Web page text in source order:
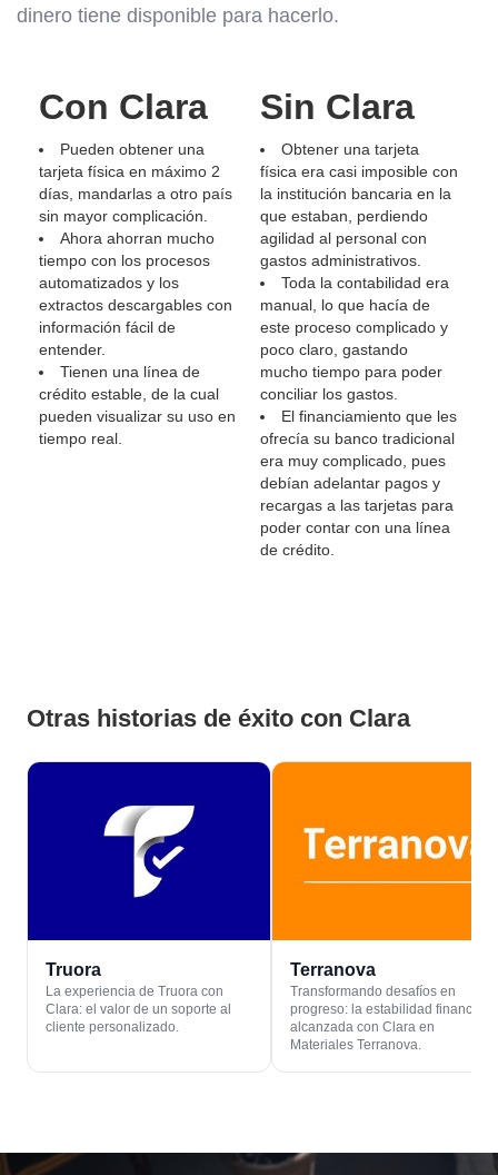
dinero tiene disponible para hacerlo.
Con Clara
Pueden obtener una
tarjeta física en máximo 2
días, mandarlas a otro país
sin mayor complicación.
Ahora ahorran mucho
tiempo con los procesos
automatizados y los
extractos descargables con
información fácil de
entender.
Tienen una línea de
crédito estable, de la cual
pueden visualizar su uso en
tiempo real.
Sin Clara
Obtener una tarjeta
física era casi imposible con
la institución bancaria en la
que estaban, perdiendo
agilidad al personal con
gastos administrativos.
Toda la contabilidad era
manual, lo que hacía de
este proceso complicado y
poco claro, gastando
mucho tiempo para poder
conciliar los gastos.
El financiamiento que les
ofrecía su banco tradicional
era muy complicado, pues
debían adelantar pagos y
recargas a las tarjetas para
poder contar con una línea
de crédito.
Otras historias de éxito con Clara
Truora
La experiencia de Truora con
Clara: el valor de un soporte al
cliente personalizado.
Terranova
Transformando desafíos en
progreso: la estabilidad financiera
alcanzada con Clara en
Materiales Terranova.